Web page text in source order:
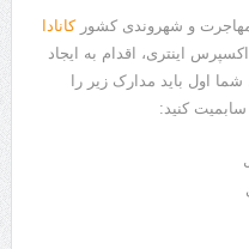
مهاجرت و شهروندی کشورکانادا
اینتری، اقدام به ایجاد
اول باید مدارک زیر را
سابمیت کنید: